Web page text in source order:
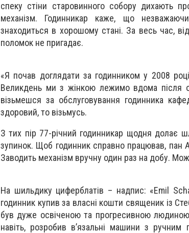
спеку стіни старовинного собору дихають
механізм. Годинникар каже, що
знаходиться в хорошому стані. За весь час,
поломок не пригадає.
«Я почав доглядати за годинником у 2008
Великдень ми з жінкою лежимо вдома після
візьмешся за обслуговування годинника
здоровий, то візьмусь.
З тих пір 77-річний годинникар щодня долає
зупинок. Щоб годинник справно працював,
Заводить механізм вручну один раз на добу.
На шильдику циферблатів – надпис: «Emil
годинник купив за власні кошти священик із
був дуже освіченою та прогресивною
навіть, розробив в’язальні машини з